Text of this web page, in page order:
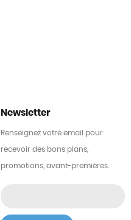
Newsletter
Renseignez votre email pour
recevoir des bons plans,
promotions, avant-premières.